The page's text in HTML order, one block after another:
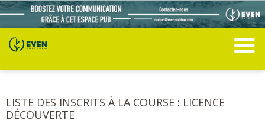
LISTE DES INSCRITS À LA COURSE : LICENCE
DÉCOUVERTE